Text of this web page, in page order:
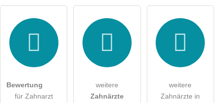
Hiermit akzeptiere ich die .
öffentliche Frage stellen Abbrechen
Bewertung
für Zahnarzt
weitere
Zahnärzte
weitere
Zahnärzte in